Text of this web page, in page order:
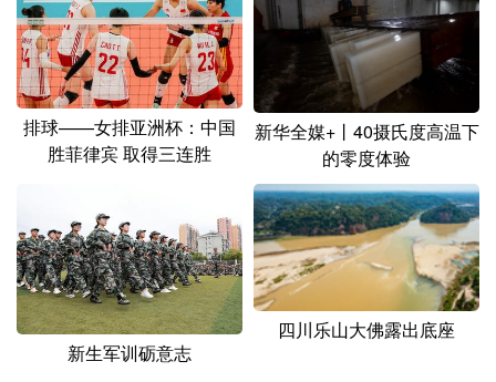
浙江 安徽 福建 江西
山东 河南 湖北 湖南
广东 广西
四川 贵州 西藏
青海 宁夏
新疆 内蒙古 黑龙江
多语种频道
排球——女排亚洲杯：中国
胜菲律宾 取得三连胜
新华全媒+丨40摄氏度高温下
的零度体验
新生军训砺意志
四川乐山大佛露出底座